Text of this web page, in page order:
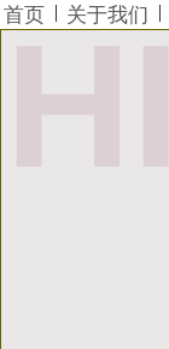
首页 | 关于我们 |